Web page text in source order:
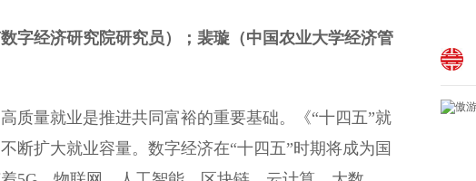
字经济研究院研究员）；裴璇（中国农业大学经济管
量就业是推进共同富裕的重要基础。《“十四五”就
断扩大就业容量。数字经济在“十四五”时期将成为国